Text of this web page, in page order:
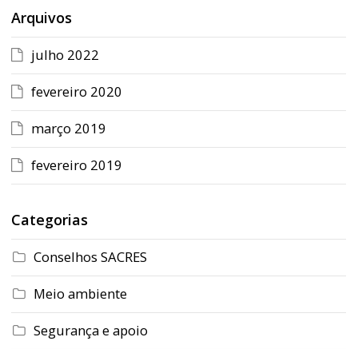
Arquivos
julho 2022
fevereiro 2020
março 2019
fevereiro 2019
Categorias
Conselhos SACRES
Meio ambiente
Segurança e apoio